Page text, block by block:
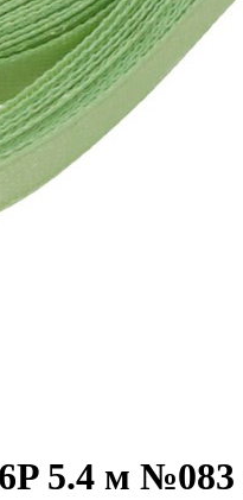
5.4 м №083